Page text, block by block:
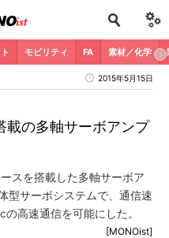
モビリティ FA 素材／化学
2015年5月15日
載の多軸サーボアンプ
スを搭載した多軸サーボア
型サーボシステムで、通信速
高速通信を可能にした。
[MONOist]